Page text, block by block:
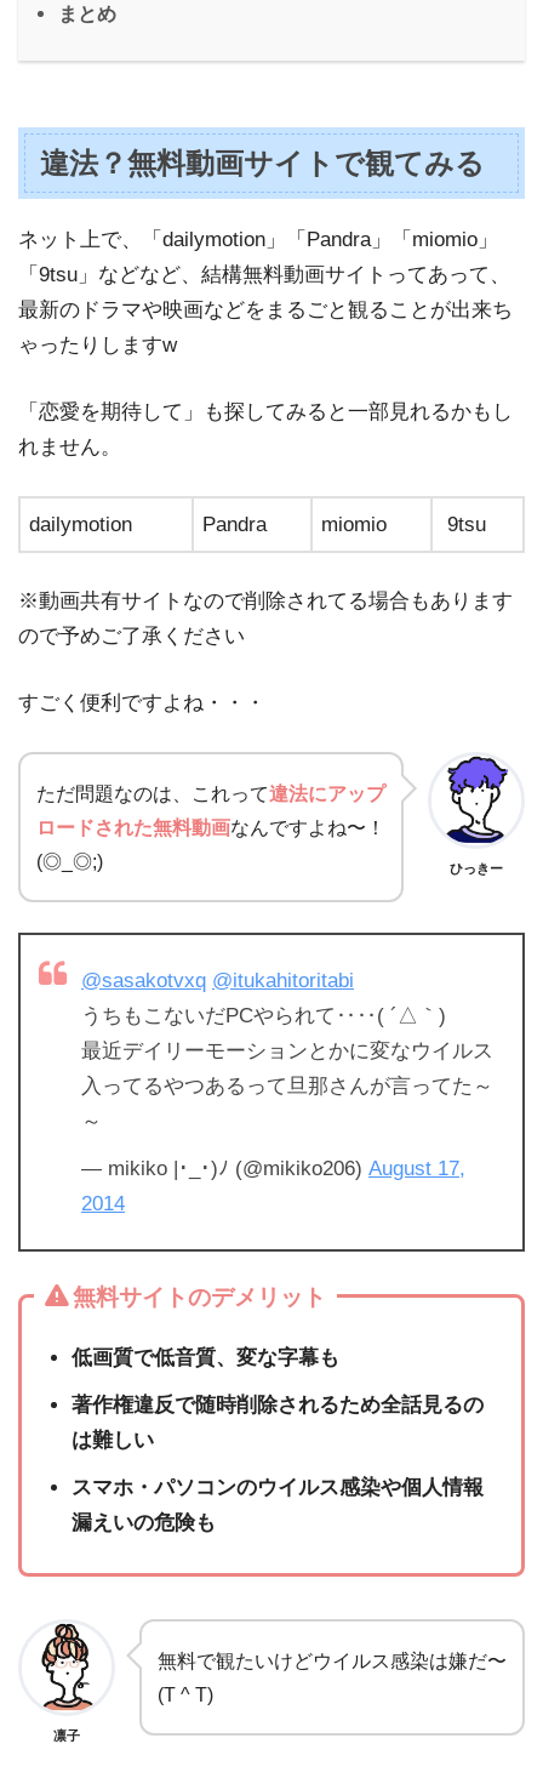
まとめ
違法？無料動画サイトで観てみる
ネット上で、「dailymotion」「Pandra」「miomio」
「9tsu」などなど、結構無料動画サイトってあって、
最新のドラマや映画などをまるごと観ることが出来ち
ゃったりしますw
「恋愛を期待して」も探してみると一部見れるかもし
れません。
dailymotion Pandra miomio 9tsu
※動画共有サイトなので削除されてる場合もあります
ので予めご了承ください
すごく便利ですよね・・・
ただ問題なのは、これって違法にアップ
ロードされた無料動画なんですよね〜！
(◎_◎;)
ひっきー
@sasakotvxq @itukahitoritabi
うちもこないだPCやられて‥‥( ´△｀)
最近デイリーモーションとかに変なウイルス
入ってるやつあるって旦那さんが言ってた～
～
— mikiko |･_･)ﾉ (@mikiko206) August 17,
2014
無料サイトのデメリット
低画質で低音質、変な字幕も
著作権違反で随時削除されるため全話見るの
は難しい
スマホ・パソコンのウイルス感染や個人情報
漏えいの危険も
凛子
無料で観たいけどウイルス感染は嫌だ〜
(T ^ T)